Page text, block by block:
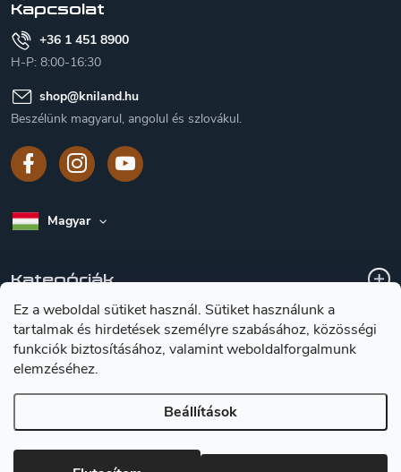
Ez a weboldal sütiket használ. Sütiket használunk a
tartalmak és hirdetések személyre szabásához, közösségi
funkciók biztosításához, valamint weboldalforgalmunk
elemzéséhez.
Beállítások
Kapcsolat
+36 1 451 8900
H-P: 8:00-16:30
shop@kniland.hu
Beszélünk magyarul, angolul és szlovákul.
Magyar
Kategóriák
A vásárlásról
Tájékoztátas a késekröl
. Minden jog fenntartva.